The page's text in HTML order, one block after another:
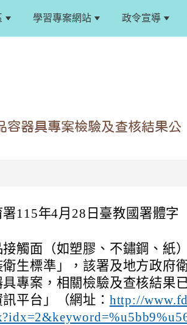
學習專案網站 政令宣導
容器具專案檢驗及查核結果公
115年4月28日臺教國署體字
觸面（如塑膠、不鏽鋼、紙）
生標準」，該署及地方政府
專案，相關檢驗及查核結果
平台」（網址： http://www.fd